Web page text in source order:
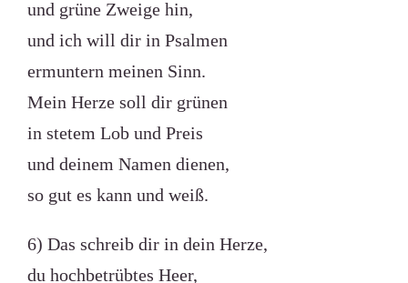
und grüne Zweige hin,
und ich will dir in Psalmen
ermuntern meinen Sinn.
Mein Herze soll dir grünen
in stetem Lob und Preis
und deinem Namen dienen,
so gut es kann und weiß.
6) Das schreib dir in dein Herze,
du hochbetrübtes Heer,